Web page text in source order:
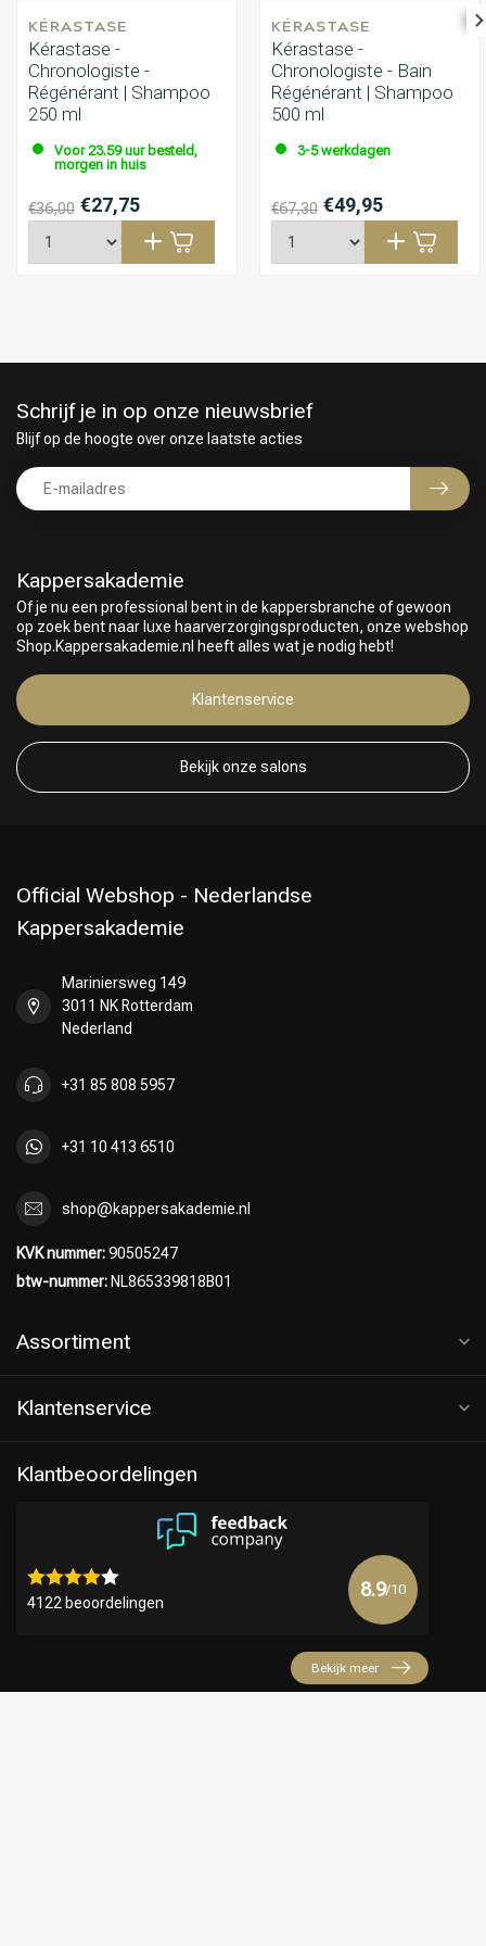
KÉRASTASE
Kérastase -
Chronologiste -
Régénérant | Shampoo
250 ml
Voor 23.59 uur besteld,
morgen in huis
€36,00 €27,75
KÉRASTASE
Kérastase -
Chronologiste - Bain
Régénérant | Shampoo
500 ml
3-5 werkdagen
€67,30 €49,95
Kappersakademie
Of je nu een professional bent in de kappersbranche of gewoon
op zoek bent naar luxe haarverzorgingsproducten, onze webshop
Shop.Kappersakademie.nl heeft alles wat je nodig hebt!
Klantenservice
Bekijk onze salons
Schrijf je in op onze nieuwsbrief
Blijf op de hoogte over onze laatste acties
Official Webshop - Nederlandse
Kappersakademie
Mariniersweg 149
3011 NK Rotterdam
Nederland
+31 85 808 5957
+31 10 413 6510
shop@kappersakademie.nl
KVK nummer:90505247
btw-nummer: NL865339818B01
Assortiment
Klantenservice
Klantbeoordelingen
4122 beoordelingen
8.9/10
Bekijk meer